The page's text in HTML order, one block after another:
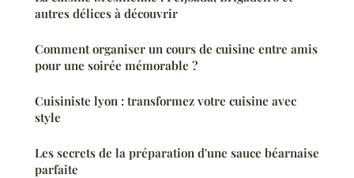
autres délices à découvrir
Comment organiser un cours de cuisine entre amis
pour une soirée mémorable ?
Cuisiniste lyon : transformez votre cuisine avec
style
Les secrets de la préparation d'une sauce béarnaise
parfaite